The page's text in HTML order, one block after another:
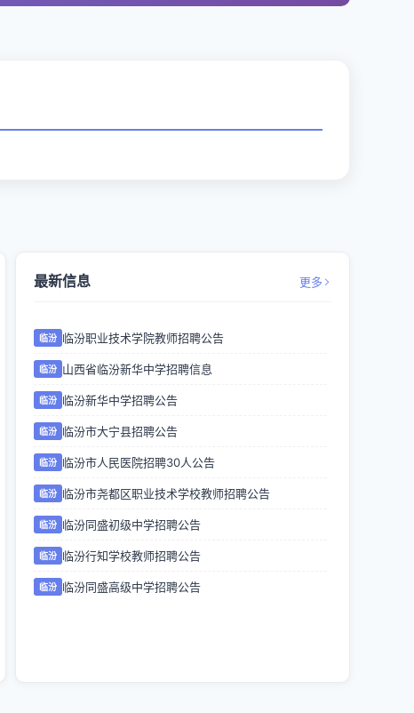
最新信息 更多
临汾 临汾职业技术学院教师招聘公告
临汾 山西省临汾新华中学招聘信息
临汾 临汾新华中学招聘公告
临汾 临汾市大宁县招聘公告
临汾 临汾市人民医院招聘30人公告
临汾 临汾市尧都区职业技术学校教师招聘公告
临汾 临汾同盛初级中学招聘公告
临汾 临汾行知学校教师招聘公告
临汾 临汾同盛高级中学招聘公告